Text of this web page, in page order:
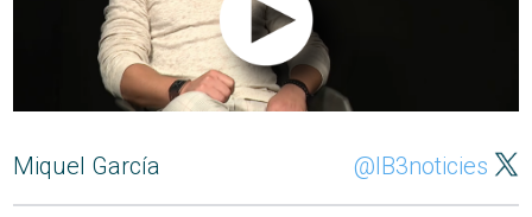
Miquel García @IB3noticies